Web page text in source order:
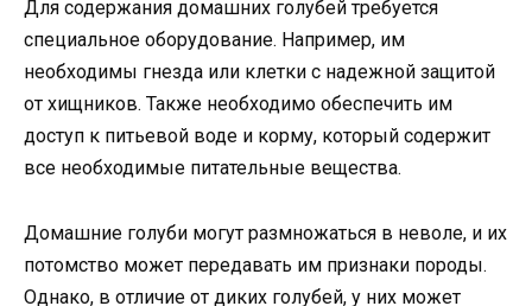
Для содержания домашних голубей требуется
специальное оборудование. Например, им
необходимы гнезда или клетки с надежной защитой
от хищников. Также необходимо обеспечить им
доступ к питьевой воде и корму, который содержит
все необходимые питательные вещества.
Домашние голуби могут размножаться в неволе, и их
потомство может передавать им признаки породы.
Однако, в отличие от диких голубей, у них может